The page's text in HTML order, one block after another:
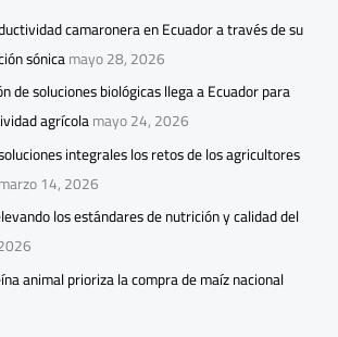
camaronera en Ecuador a través de su
sónicamayo 28, 2026
de soluciones biológicas llega a Ecuador para
agrícolamayo 24, 2026
integrales los retos de los agricultores
marzo 14, 2026
los estándares de nutrición y calidad del
animal prioriza la compra de maíz nacional